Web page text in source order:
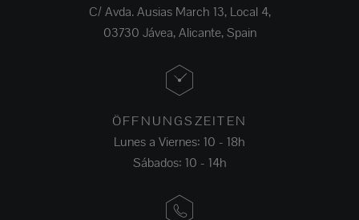
C/ Avda. Ausias March 13, Local 4,
03730 Jávea, Alicante, Spain
ÖFFNUNGSZEITEN
Lunes a Viernes: 10 - 18h
Sábados: 10 - 14h